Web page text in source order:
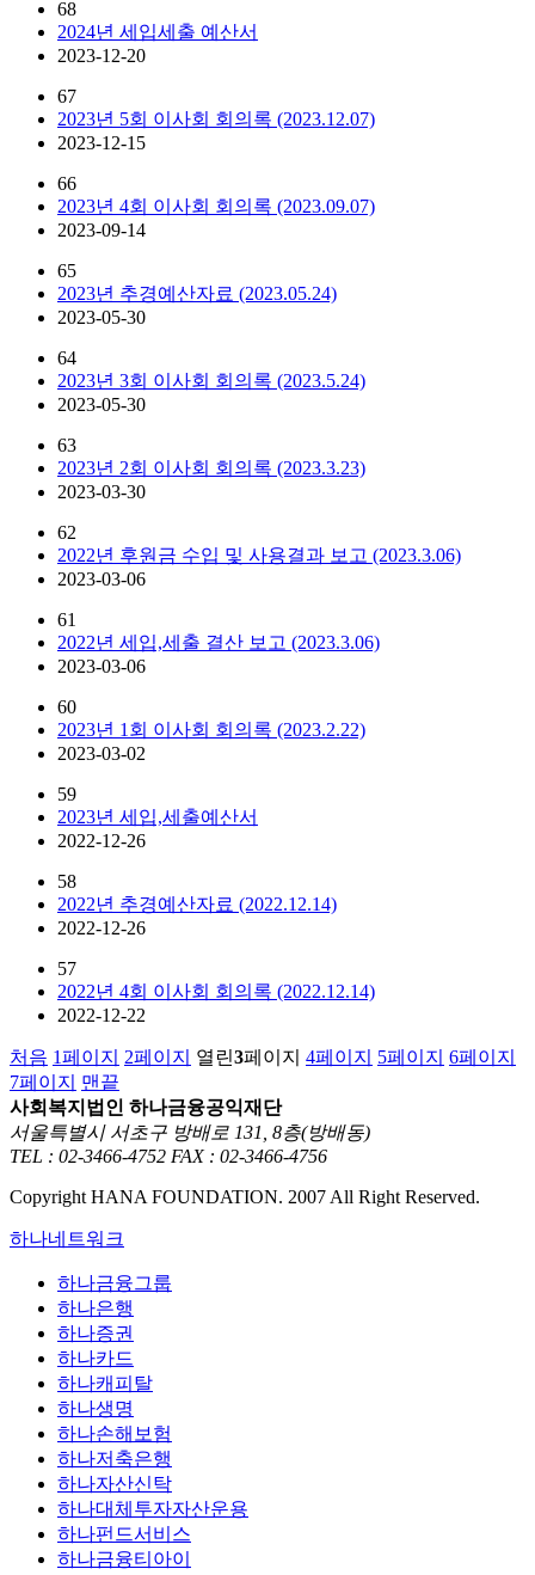
68
2024년 세입세출 예산서
2023-12-20
67
2023년 5회 이사회 회의록 (2023.12.07)
2023-12-15
66
2023년 4회 이사회 회의록 (2023.09.07)
2023-09-14
65
2023년 추경예산자료 (2023.05.24)
2023-05-30
64
2023년 3회 이사회 회의록 (2023.5.24)
2023-05-30
63
2023년 2회 이사회 회의록 (2023.3.23)
2023-03-30
62
2022년 후원금 수입 및 사용결과 보고 (2023.3.06)
2023-03-06
61
2022년 세입,세출 결산 보고 (2023.3.06)
2023-03-06
60
2023년 1회 이사회 회의록 (2023.2.22)
2023-03-02
59
2023년 세입,세출예산서
2022-12-26
58
2022년 추경예산자료 (2022.12.14)
2022-12-26
57
2022년 4회 이사회 회의록 (2022.12.14)
2022-12-22
처음 1페이지 2페이지 열린3페이지 4페이지 5페이지 6페이지
7페이지
맨끝
사회복지법인 하나금융공익재단
서울특별시 서초구 방배로 131, 8층(방배동)
TEL : 02-3466-4752 FAX : 02-3466-4756
Copyright HANA FOUNDATION. 2007 All Right Reserved.
하나네트워크
하나금융그룹
하나은행
하나증권
하나카드
하나캐피탈
하나생명
하나손해보험
하나저축은행
하나자산신탁
하나대체투자자산운용
하나펀드서비스
하나금융티아이